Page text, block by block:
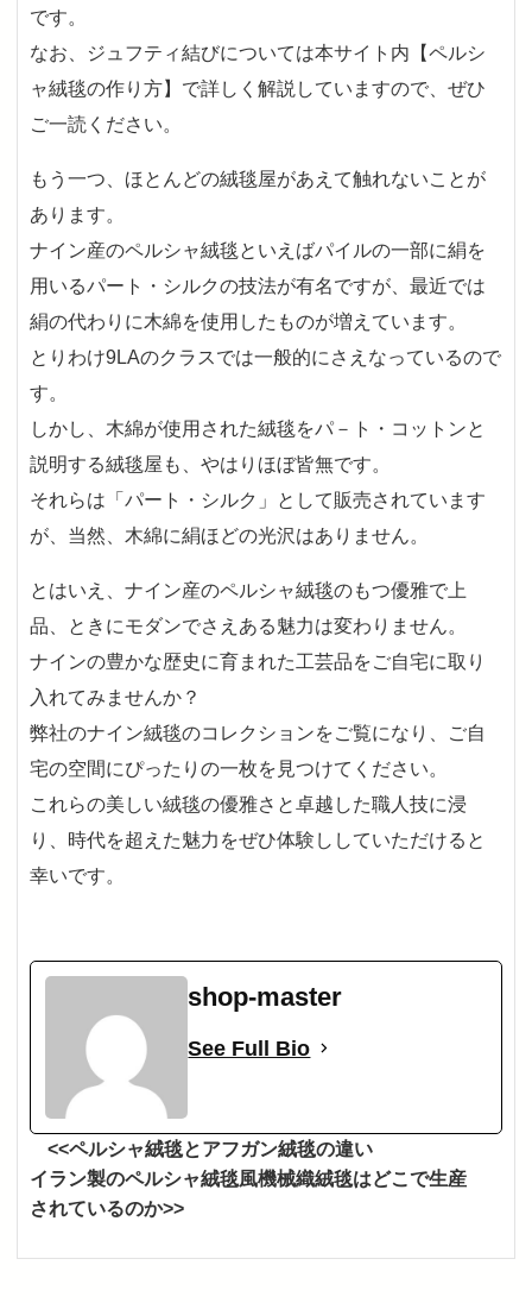
です。
なお、ジュフティ結びについては本サイト内【ペルシ
ャ絨毯の作り方】で詳しく解説していますので、ぜひ
ご一読ください。
もう一つ、ほとんどの絨毯屋があえて触れないことが
あります。
ナイン産のペルシャ絨毯といえばパイルの一部に絹を
用いるパート・シルクの技法が有名ですが、最近では
絹の代わりに木綿を使用したものが増えています。
とりわけ9LAのクラスでは一般的にさえなっているので
す。
しかし、木綿が使用された絨毯をパ－ト・コットンと
説明する絨毯屋も、やはりほぼ皆無です。
それらは「パート・シルク」として販売されています
が、当然、木綿に絹ほどの光沢はありません。
とはいえ、ナイン産のペルシャ絨毯のもつ優雅で上
品、ときにモダンでさえある魅力は変わりません。
ナインの豊かな歴史に育まれた工芸品をご自宅に取り
入れてみませんか？
弊社のナイン絨毯のコレクションをご覧になり、ご自
宅の空間にぴったりの一枚を見つけてください。
これらの美しい絨毯の優雅さと卓越した職人技に浸
り、時代を超えた魅力をぜひ体験ししていただけると
幸いです。
shop-master
See Full Bio
<<ペルシャ絨毯とアフガン絨毯の違い
イラン製のペルシャ絨毯風機械織絨毯はどこで生産
されているのか>>